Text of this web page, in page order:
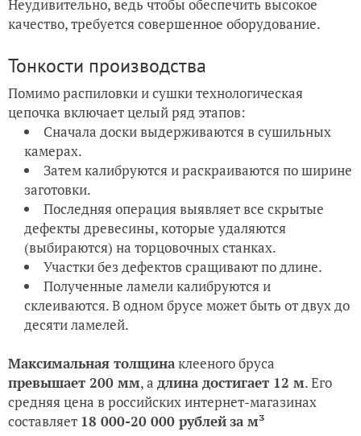
Неудивительно, ведь чтобы обеспечить высокое
качество, требуется совершенное оборудование.
Тонкости производства
Помимо распиловки и сушки технологическая
цепочка включает целый ряд этапов:
Сначала доски выдерживаются в сушильных
камерах.
Затем калибруются и раскраиваются по ширине
заготовки.
Последняя операция выявляет все скрытые
дефекты древесины, которые удаляются
(выбираются) на торцовочных станках.
Участки без дефектов сращивают по длине.
Полученные ламели калибруются и
склеиваются. В одном брусе может быть от двух до
десяти ламелей.
Максимальная толщинаклееного бруса
превышает 200 мм, а длина достигает 12 м. Его
средняя цена в российских интернет-магазинах
составляет 18 000-20 000 рублейза м³